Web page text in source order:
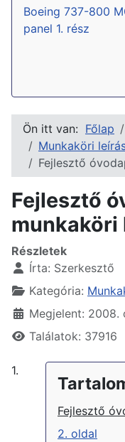
Boeing 737-800
panel 1. rész
Ön itt van: Főlap
Munkaköri
Fejlesztő
Fejlesztő
munkaköri
Részletek
Írta: Szerkesztő
Kategória:
Megjelent:
Találatok: 37916
Fejlesztő
2. oldal
1.